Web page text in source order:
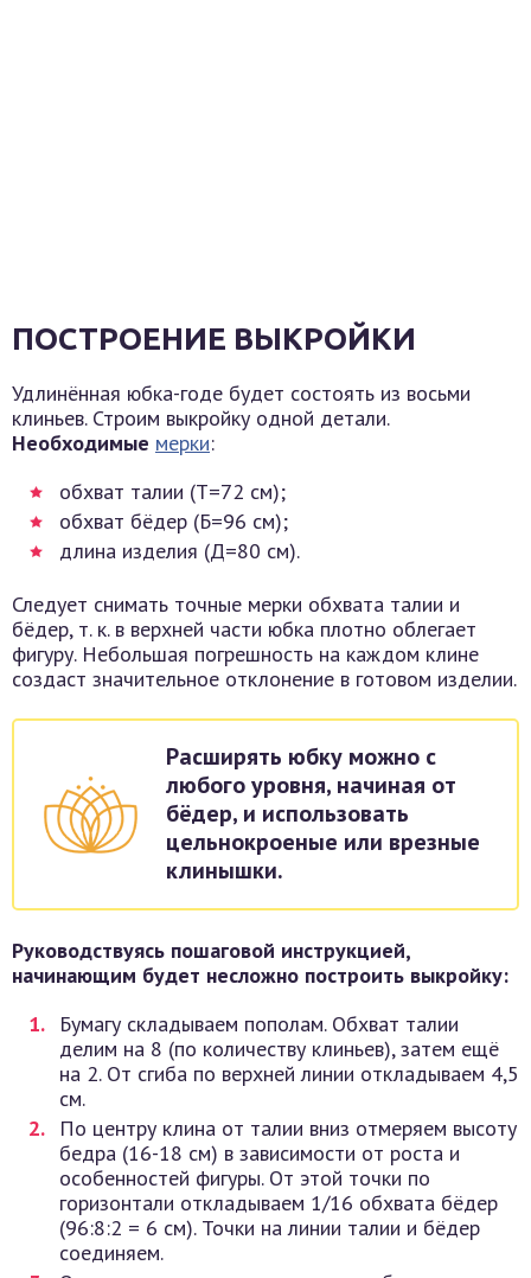
ПОСТРОЕНИЕ ВЫКРОЙКИ
Удлинённая юбка-годе будет состоять из восьми
клиньев. Строим выкройку одной детали.
Необходимые мерки:
обхват талии (Т=72 см);
обхват бёдер (Б=96 см);
длина изделия (Д=80 см).
Следует снимать точные мерки обхвата талии и
бёдер, т. к. в верхней части юбка плотно облегает
фигуру. Небольшая погрешность на каждом клине
создаст значительное отклонение в готовом изделии.
Расширять юбку можно с
любого уровня, начиная от
бёдер, и использовать
цельнокроеные или врезные
клинышки.
Руководствуясь пошаговой инструкцией,
начинающим будет несложно построить выкройку:
Бумагу складываем пополам. Обхват талии
делим на 8 (по количеству клиньев), затем ещё
на 2. От сгиба по верхней линии откладываем 4,5
см.
По центру клина от талии вниз отмеряем высоту
бедра (16-18 см) в зависимости от роста и
особенностей фигуры. От этой точки по
горизонтали откладываем 1/16 обхвата бёдер
(96:8:2 = 6 см). Точки на линии талии и бёдер
соединяем.